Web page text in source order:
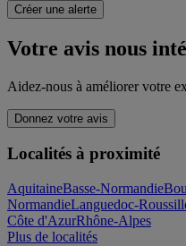
Créer une alerte
Votre avis nous
Aidez-nous à améliorer votre
Donnez votre avis
Localités à proximité
AquitaineBasse-Normandie
NormandieLanguedoc-
Côte d'AzurRhône-Alpes
Plus de localités